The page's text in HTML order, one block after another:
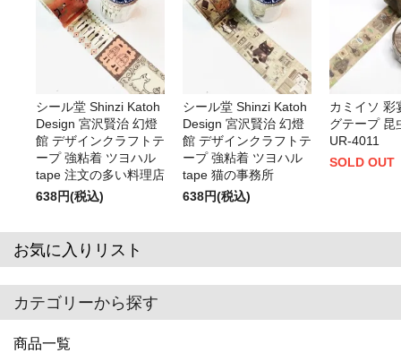
シール堂 Shinzi Katoh
Design 宮沢賢治 幻燈
館 デザインクラフトテ
ープ 強粘着 ツヨハル
tape 注文の多い料理店
638円(税込)
シール堂 Shinzi Katoh
Design 宮沢賢治 幻燈
館 デザインクラフトテ
ープ 強粘着 ツヨハル
tape 猫の事務所
638円(税込)
カミイソ 彩
グテープ 昆
UR-4011
SOLD OUT
お気に入りリスト
カテゴリーから探す
商品一覧